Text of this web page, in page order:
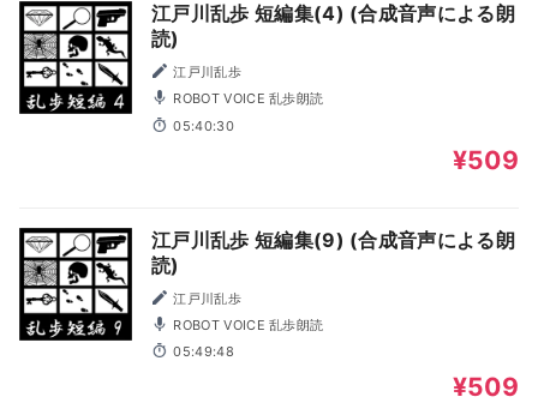
江戸川乱歩 短編集(4) (合成音声による朗
読)
江戸川乱歩
ROBOT VOICE 乱歩朗読
05:40:30
¥509
江戸川乱歩 短編集(9) (合成音声による朗
読)
江戸川乱歩
ROBOT VOICE 乱歩朗読
05:49:48
¥509